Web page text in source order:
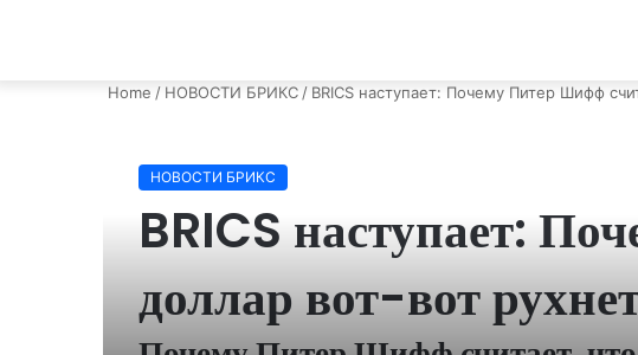
Home / НОВОСТИ БРИКС / BRICS наступает: Почему Питер Шифф
НОВОСТИ БРИКС
BRICS наступает:
доллар вот-вот